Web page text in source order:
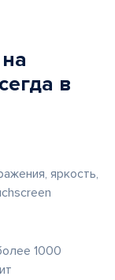
на
в
яркость,
1000